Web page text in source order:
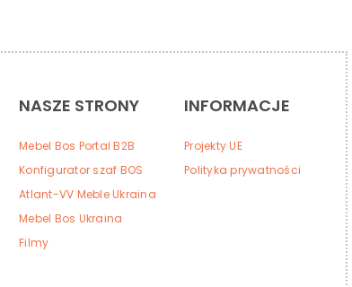
NASZE STRONY
Mebel Bos Portal B2B
Konfigurator szaf BOS
Atlant-VV Meble Ukraina
Mebel Bos Ukraina
Filmy
INFORMACJE
Projekty UE
Polityka prywatności